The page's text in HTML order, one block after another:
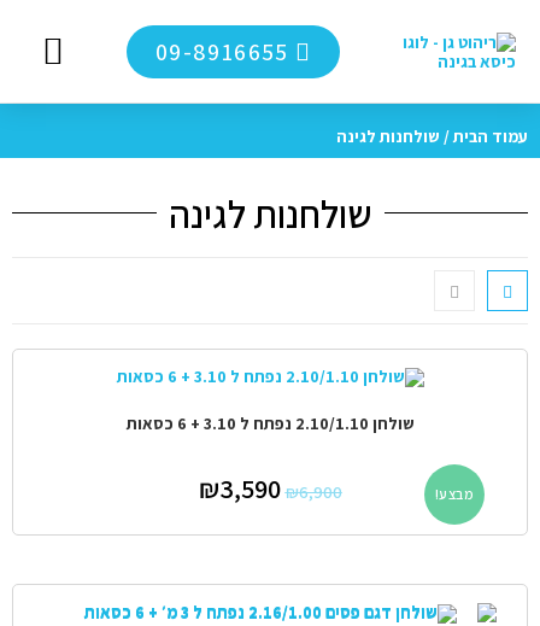
09-8916655
עמוד הבית/ שולחנות לגינה
שולחנות לגינה
מבצע!
שולחן 2.10/1.10 נפתח ל 3.10 + 6 כסאות
₪6,900
₪3,590